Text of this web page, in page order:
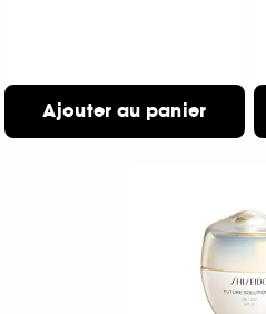
Ajouter au panier